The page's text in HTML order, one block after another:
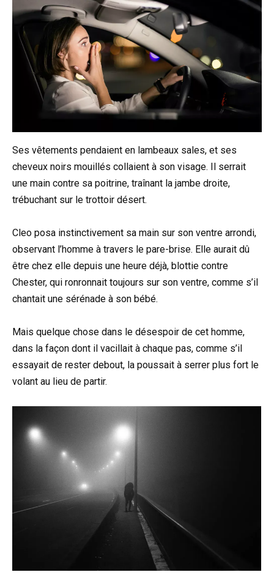
Ses vêtements pendaient en lambeaux sales, et ses
cheveux noirs mouillés collaient à son visage. Il serrait
une main contre sa poitrine, traînant la jambe droite,
trébuchant sur le trottoir désert.
Cleo posa instinctivement sa main sur son ventre arrondi,
observant l’homme à travers le pare-brise. Elle aurait dû
être chez elle depuis une heure déjà, blottie contre
Chester, qui ronronnait toujours sur son ventre, comme s’il
chantait une sérénade à son bébé.
Mais quelque chose dans le désespoir de cet homme,
dans la façon dont il vacillait à chaque pas, comme s’il
essayait de rester debout, la poussait à serrer plus fort le
volant au lieu de partir.